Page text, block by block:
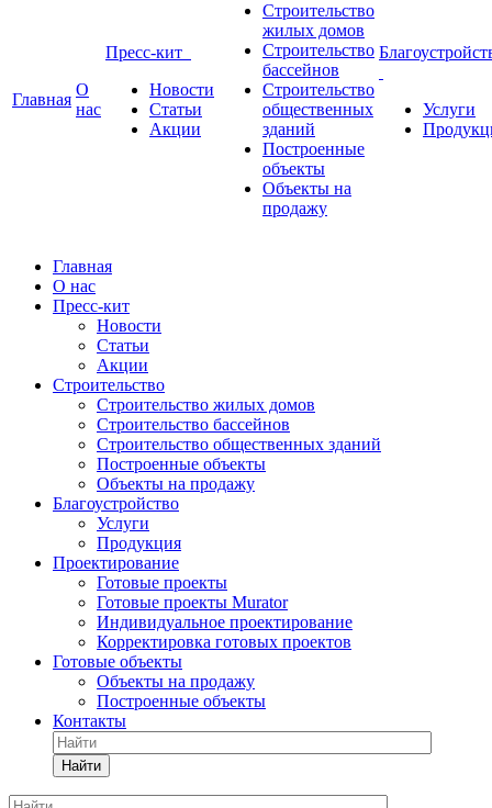
Главная
О
нас
Пресс-кит
Новости
Статьи
Акции
Строительство
жилых домов
Строительство
бассейнов
Строительство
общественных
зданий
Построенные
объекты
Объекты на
продажу
Услуги
Главная
О нас
Пресс-кит
Новости
Статьи
Акции
Строительство
Строительство жилых домов
Строительство бассейнов
Строительство общественных зданий
Построенные объекты
Объекты на продажу
Благоустройство
Услуги
Продукция
Проектирование
Готовые проекты
Готовые проекты Murator
Индивидуальное проектирование
Корректировка готовых проектов
Готовые объекты
Объекты на продажу
Построенные объекты
Контакты
Найти